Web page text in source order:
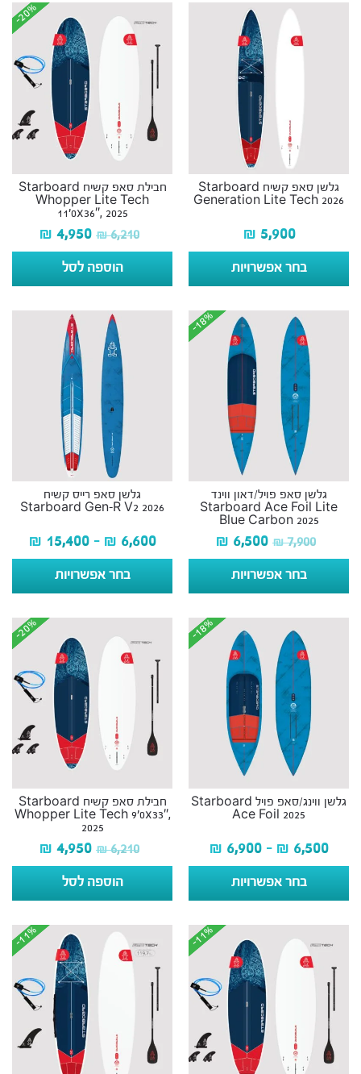
גלשן סאפ קשיח Starboard
Generation Lite Tech 2026
₪ 5,900
בחר אפשרויות
-20%
-20%
חבילת סאפ קשיח Starboard
Whopper Lite Tech
11’0x36″, 2025
₪6,210
₪ 4,950
הוספה לסל
-18%
-18%
גלשן סאפ פויל/דאון ווינד
Starboard Ace Foil Lite
Blue Carbon 2025
₪7,900
₪ 6,500
בחר אפשרויות
גלשן סאפ רייס קשיח
Starboard Gen-R V2 2026
₪ 6,600
–
₪ 15,400
בחר אפשרויות
-18%
-18%
גלשן ווינג/סאפ פויל Starboard
Ace Foil 2025
₪ 6,500
–
₪ 6,900
בחר אפשרויות
-20%
-20%
חבילת סאפ קשיח Starboard
Whopper Lite Tech 9’0x33″,
2025
₪6,210
₪ 4,950
הוספה לסל
-11%
-11%
-11%
-11%